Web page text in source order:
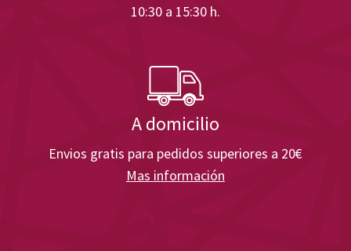
10:30 a 15:30 h.
A domicilio
Envios gratis para pedidos superiores a 20€
Mas información